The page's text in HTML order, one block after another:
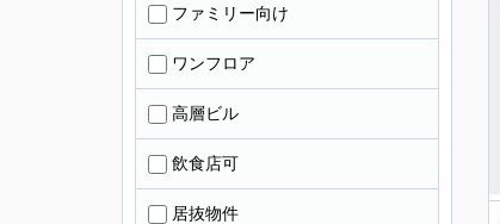
ファミリー向け
ワンフロア
高層ビル
飲食店可
居抜物件